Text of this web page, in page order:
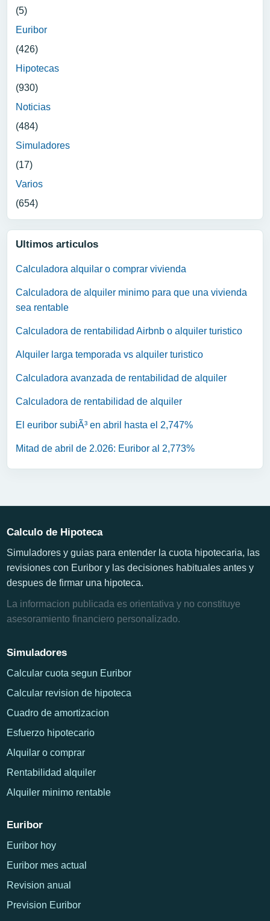
(5)
Euribor
(426)
Hipotecas
(930)
Noticias
(484)
Simuladores
(17)
Varios
(654)
Ultimos articulos
Calculadora alquilar o comprar vivienda
Calculadora de alquiler minimo para que una vivienda
sea rentable
Calculadora de rentabilidad Airbnb o alquiler turistico
Alquiler larga temporada vs alquiler turistico
Calculadora avanzada de rentabilidad de alquiler
Calculadora de rentabilidad de alquiler
El euribor subiÃ³ en abril hasta el 2,747%
Mitad de abril de 2.026: Euribor al 2,773%
Calculo de Hipoteca
Simuladores y guias para entender la cuota hipotecaria, las
revisiones con Euribor y las decisiones habituales antes y
despues de firmar una hipoteca.
La informacion publicada es orientativa y no constituye
asesoramiento financiero personalizado.
Simuladores
Calcular cuota segun Euribor
Calcular revision de hipoteca
Cuadro de amortizacion
Esfuerzo hipotecario
Alquilar o comprar
Rentabilidad alquiler
Alquiler minimo rentable
Euribor
Euribor hoy
Euribor mes actual
Revision anual
Prevision Euribor